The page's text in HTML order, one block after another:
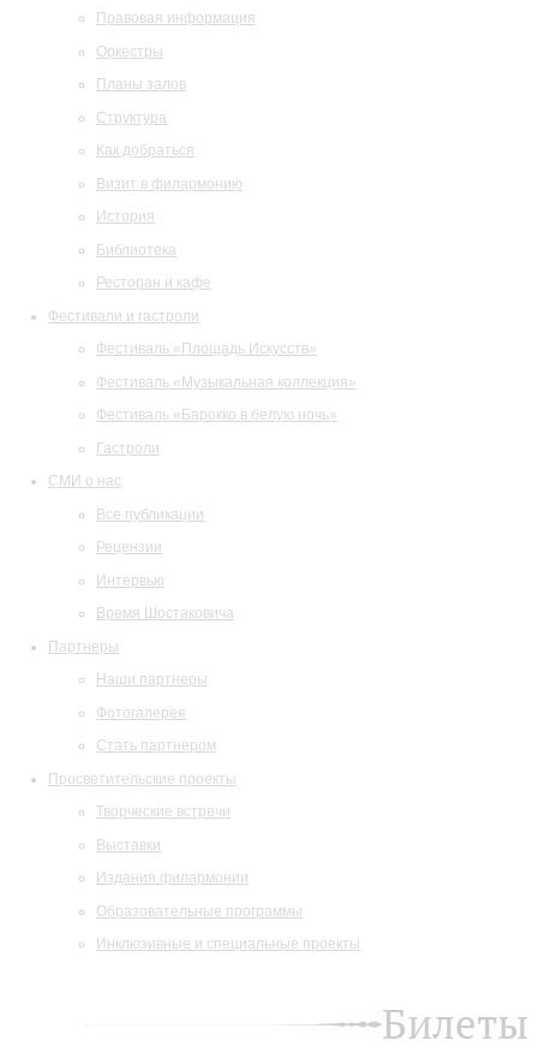
Правовая информация
Оркестры
Планы залов
Структура
Как добраться
Визит в филармонию
История
Библиотека
Ресторан и кафе
Фестивали и гастроли
Фестиваль «Площадь Искусств»
Фестиваль «Музыкальная коллекция»
Фестиваль «Барокко в белую ночь»
Гастроли
СМИ о нас
Все публикации
Рецензии
Интервью
Время Шостаковича
Партнеры
Наши партнеры
Фотогалерея
Стать партнером
Просветительские проекты
Творческие встречи
Выставки
Издания филармонии
Образовательные программы
Инклюзивные и специальные проекты